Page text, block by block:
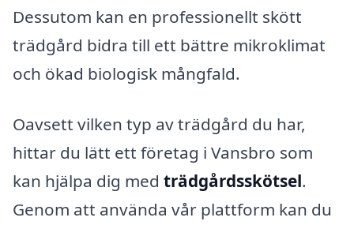
Dessutom kan en professionellt skött
trädgård bidra till ett bättre mikroklimat
och ökad biologisk mångfald.
Oavsett vilken typ av trädgård du har,
hittar du lätt ett företag i Vansbro som
kan hjälpa dig med trädgårdsskötsel.
Genom att använda vår plattform kan du